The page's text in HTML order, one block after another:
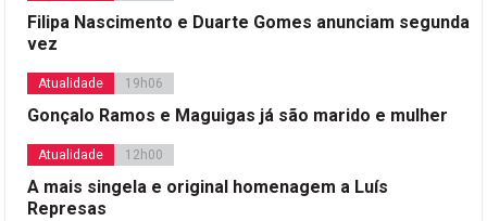
Filipa Nascimento e Duarte Gomes anunciam segunda
vez
Atualidade 19h06
Gonçalo Ramos e Maguigas já são marido e mulher
Atualidade 12h00
A mais singela e original homenagem a Luís
Represas